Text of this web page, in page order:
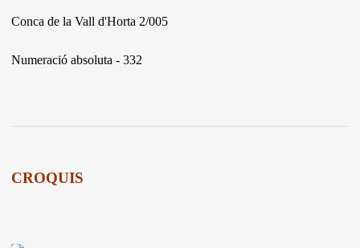
Conca de la Vall d'Horta 2/005
Numeració absoluta - 332
CROQUIS